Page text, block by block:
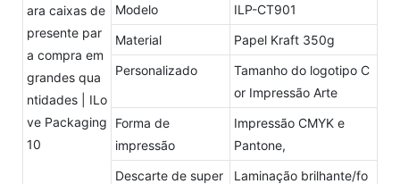
Modelo
ILP-CT901
Material
Papel Kraft 350g
Personalizado
Tamanho do logotipo C
or Impressão Arte
Forma de
impressão
Impressão CMYK e
Pantone,
Descarte de super
Laminação brilhante/fo